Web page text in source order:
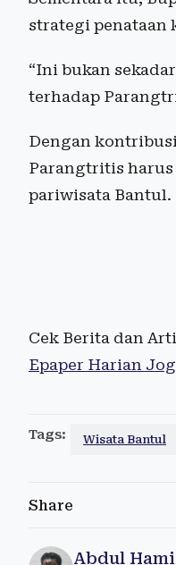
strategi penataan
“Ini bukan
terhadap
Dengan
Parangtritis
pariwisata Bantul.
Cek Berita dan
Epaper Harian
Tags: Wisata Bantul
Share
Abdul